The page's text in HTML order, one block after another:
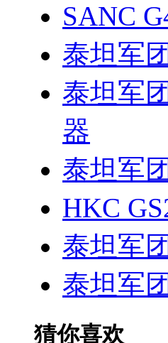
SANC
泰坦军
泰坦军
器
泰坦军
HKC
泰坦军
泰坦军
猜你喜欢